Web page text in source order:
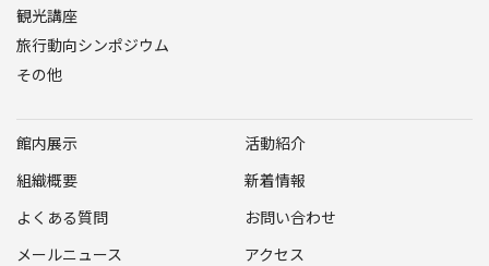
観光講座
旅行動向シンポジウム
その他
館内展示
活動紹介
組織概要
新着情報
よくある質問
お問い合わせ
メールニュース
アクセス